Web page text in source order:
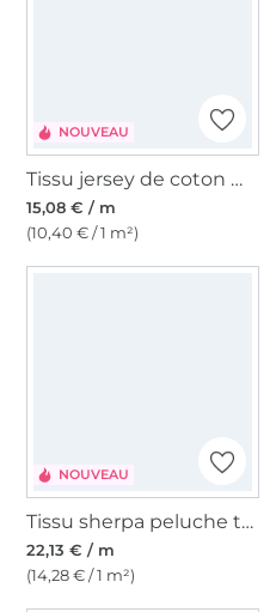
NOUVEAU
Tissu jersey de coton maille tricot fin diamonds, marron
15,08 € / m
(10,40 € / 1 m²)
NOUVEAU
Tissu sherpa peluche teddy Leo Lovers, bordeaux
22,13 € / m
(14,28 € / 1 m²)